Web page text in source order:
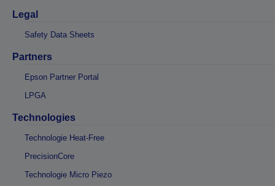
Legal
Safety Data Sheets
Partners
Epson Partner Portal
LPGA
Technologies
Technologie Heat-Free
PrecisionCore
Technologie Micro Piezo